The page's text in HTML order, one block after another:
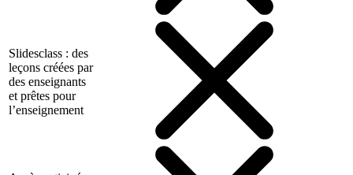
Slidesclass : des
leçons créées par
des enseignants
et prêtes pour
l’enseignement